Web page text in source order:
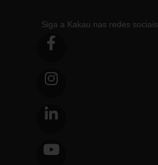
Siga a Kakau nas redes sociais